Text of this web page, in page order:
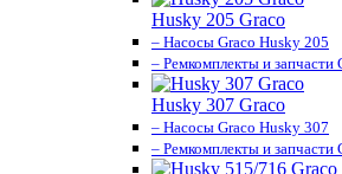
Husky 205 Graco
– Насосы Graco Husky 205
– Ремкомплекты и запчасти
Husky 307 Graco
– Насосы Graco Husky 307
– Ремкомплекты и запчасти